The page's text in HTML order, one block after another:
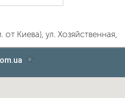
Киева), ул. Хозяйственная,